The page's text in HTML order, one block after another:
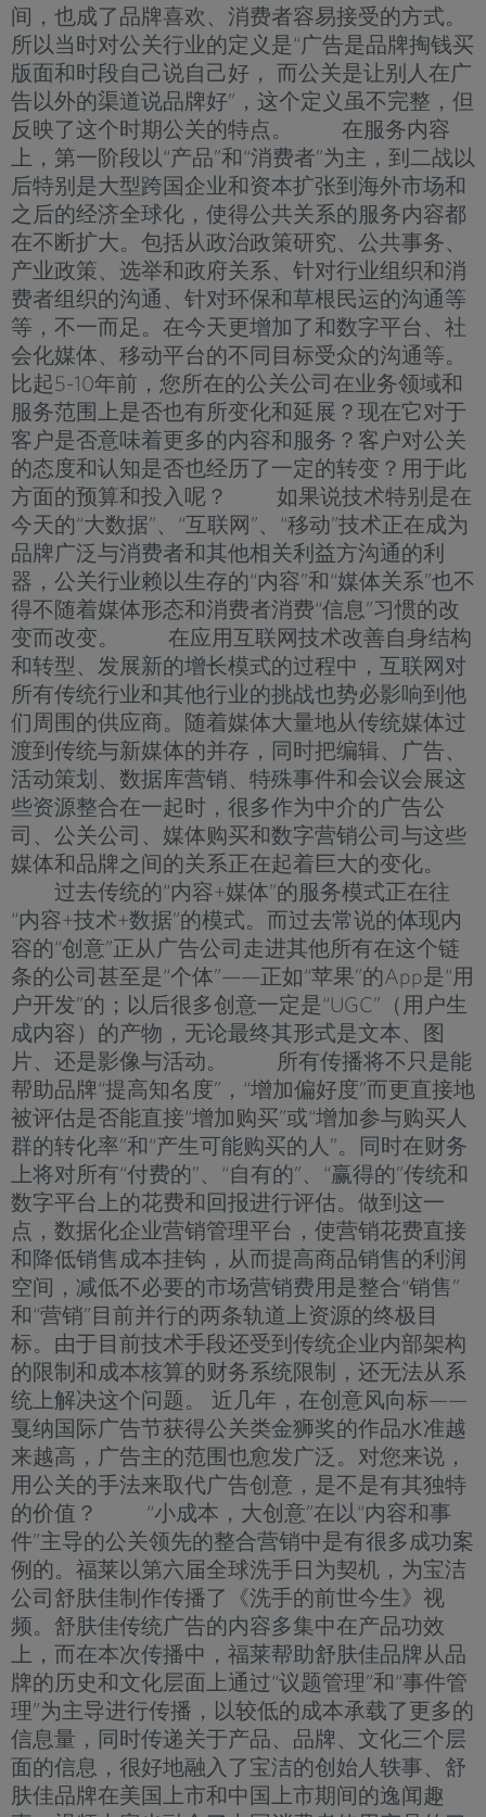
间，也成了品牌喜欢、消费者容易接受的方式。
所以当时对公关行业的定义是“广告是品牌掏钱买
版面和时段自己说自己好， 而公关是让别人在广
告以外的渠道说品牌好”，这个定义虽不完整，但
反映了这个时期公关的特点。 在服务内容
上，第一阶段以“产品”和“消费者”为主，到二战以
后特别是大型跨国企业和资本扩张到海外市场和
之后的经济全球化，使得公共关系的服务内容都
在不断扩大。包括从政治政策研究、公共事务、
产业政策、选举和政府关系、针对行业组织和消
费者组织的沟通、针对环保和草根民运的沟通等
等，不一而足。在今天更增加了和数字平台、社
会化媒体、移动平台的不同目标受众的沟通等。
比起5-10年前，您所在的公关公司在业务领域和
服务范围上是否也有所变化和延展？现在它对于
客户是否意味着更多的内容和服务？客户对公关
的态度和认知是否也经历了一定的转变？用于此
方面的预算和投入呢？ 如果说技术特别是在
今天的“大数据”、“互联网”、“移动”技术正在成为
品牌广泛与消费者和其他相关利益方沟通的利
器，公关行业赖以生存的“内容”和“媒体关系”也不
得不随着媒体形态和消费者消费“信息”习惯的改
变而改变。 在应用互联网技术改善自身结构
和转型、发展新的增长模式的过程中，互联网对
所有传统行业和其他行业的挑战也势必影响到他
们周围的供应商。随着媒体大量地从传统媒体过
渡到传统与新媒体的并存，同时把编辑、广告、
活动策划、数据库营销、特殊事件和会议会展这
些资源整合在一起时，很多作为中介的广告公
司、公关公司、媒体购买和数字营销公司与这些
媒体和品牌之间的关系正在起着巨大的变化。
过去传统的“内容+媒体”的服务模式正在往
“内容+技术+数据”的模式。而过去常说的体现内
容的“创意”正从广告公司走进其他所有在这个链
条的公司甚至是“个体”——正如“苹果”的App是“用
户开发”的；以后很多创意一定是“UGC”（用户生
成内容）的产物，无论最终其形式是文本、图
片、还是影像与活动。 所有传播将不只是能
帮助品牌“提高知名度”，“增加偏好度”而更直接地
被评估是否能直接“增加购买”或“增加参与购买人
群的转化率”和“产生可能购买的人”。同时在财务
上将对所有“付费的”、“自有的”、“赢得的”传统和
数字平台上的花费和回报进行评估。做到这一
点，数据化企业营销管理平台，使营销花费直接
和降低销售成本挂钩，从而提高商品销售的利润
空间，减低不必要的市场营销费用是整合“销售”
和“营销”目前并行的两条轨道上资源的终极目
标。由于目前技术手段还受到传统企业内部架构
的限制和成本核算的财务系统限制，还无法从系
统上解决这个问题。 近几年，在创意风向标——
戛纳国际广告节获得公关类金狮奖的作品水准越
来越高，广告主的范围也愈发广泛。对您来说，
用公关的手法来取代广告创意，是不是有其独特
的价值？ “小成本，大创意”在以“内容和事
件”主导的公关领先的整合营销中是有很多成功案
例的。福莱以第六届全球洗手日为契机，为宝洁
公司舒肤佳制作传播了《洗手的前世今生》视
频。舒肤佳传统广告的内容多集中在产品功效
上，而在本次传播中，福莱帮助舒肤佳品牌从品
牌的历史和文化层面上通过“议题管理”和“事件管
理”为主导进行传播，以较低的成本承载了更多的
信息量，同时传递关于产品、品牌、文化三个层
面的信息，很好地融入了宝洁的创始人轶事、舒
肤佳品牌在美国上市和中国上市期间的逸闻趣